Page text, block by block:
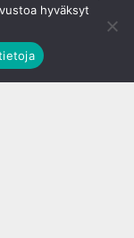
hyväksyt